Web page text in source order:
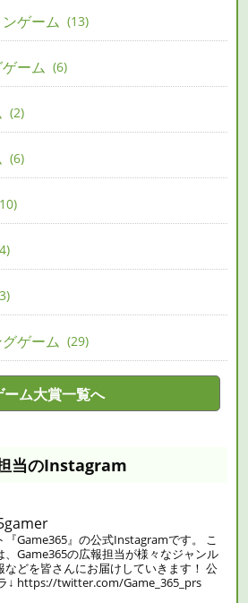
ゲーム 13
ーム 6
2
6
10
4
3
ゲーム 29
ーム大賞一覧へ
当のInstagram
Game365』の公式Instagramです。
こ
、Game365の広報担当が様々なジャンル
どを皆さんにお届けしていきます！ 公
↓ https://twitter.com/Game_365_prs